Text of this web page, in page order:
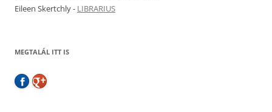
Eileen Skertchly- LIBRARIUS
MEGTALÁL ITT IS